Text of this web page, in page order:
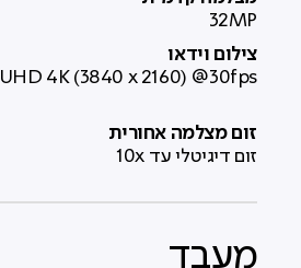
32MP
צילום וידאו
UHD 4K (3840 x 2160) @30fps
זום מצלמה אחורית
זום דיגיטלי עד 10x
מעבד